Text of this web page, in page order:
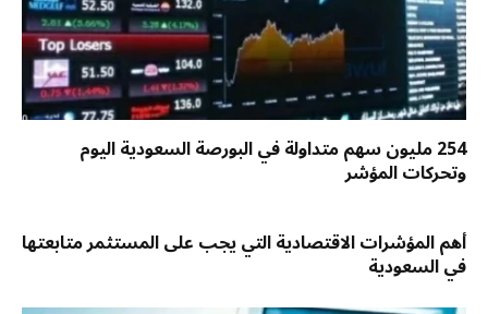
254 مليون سهم متداولة في البورصة السعودية اليوم
وتحركات المؤشر
أهم المؤشرات الاقتصادية التي يجب على المستثمر متابعتها
في السعودية